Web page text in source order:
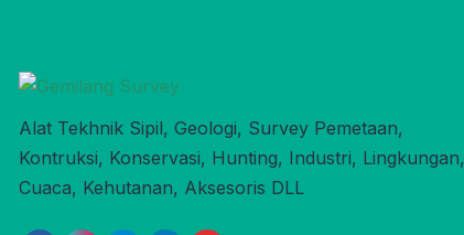
Alat Tekhnik Sipil, Geologi, Survey Pemetaan,
Kontruksi, Konservasi, Hunting, Industri, Lingkungan,
Cuaca, Kehutanan, Aksesoris DLL